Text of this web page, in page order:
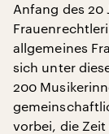
Anfang des 20
allgemeines
sich unter
200
vorbei, die